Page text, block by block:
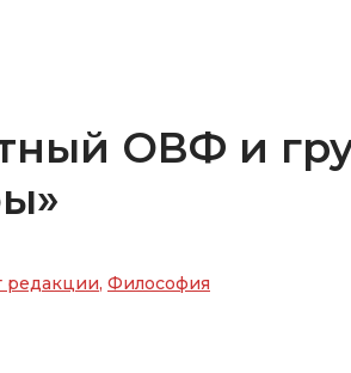
ОВФ и
редакции, Философия